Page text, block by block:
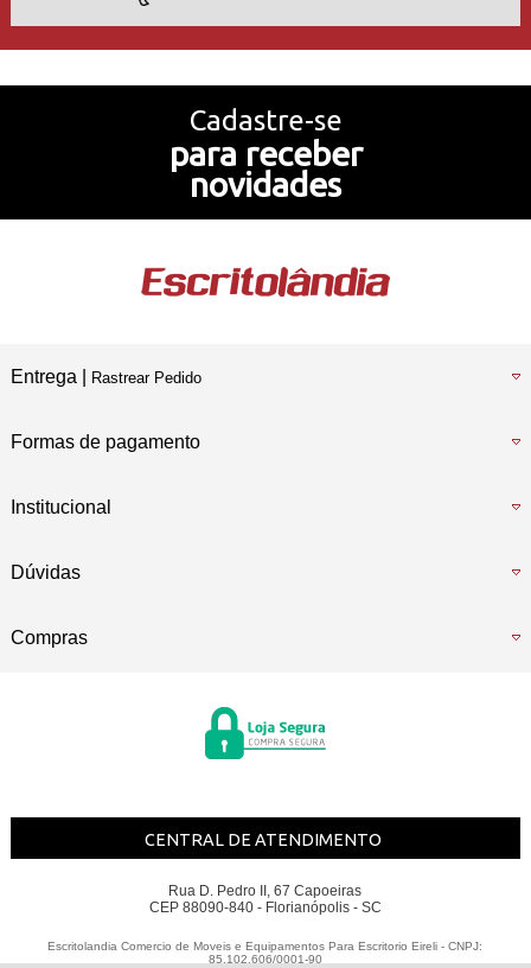
Nossa História
Loja Física
Cadastre-se
para receber
novidades
Entrega | Rastrear Pedido
Formas de pagamento
Institucional
Dúvidas
Compras
CENTRAL DE ATENDIMENTO
Rua D. Pedro II, 67 Capoeiras
CEP 88090-840 - Florianópolis - SC
Escritolandia Comercio de Moveis e Equipamentos Para Escritorio Eireli - CNPJ:
85.102.606/0001-90